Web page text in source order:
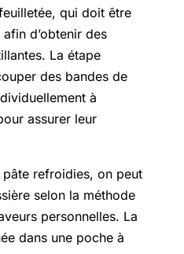
qui doit être
d’obtenir des
La étape
des bandes de
à
assurer leur
refroidies, on peut
selon la méthode
personnelles. La
dans une poche à